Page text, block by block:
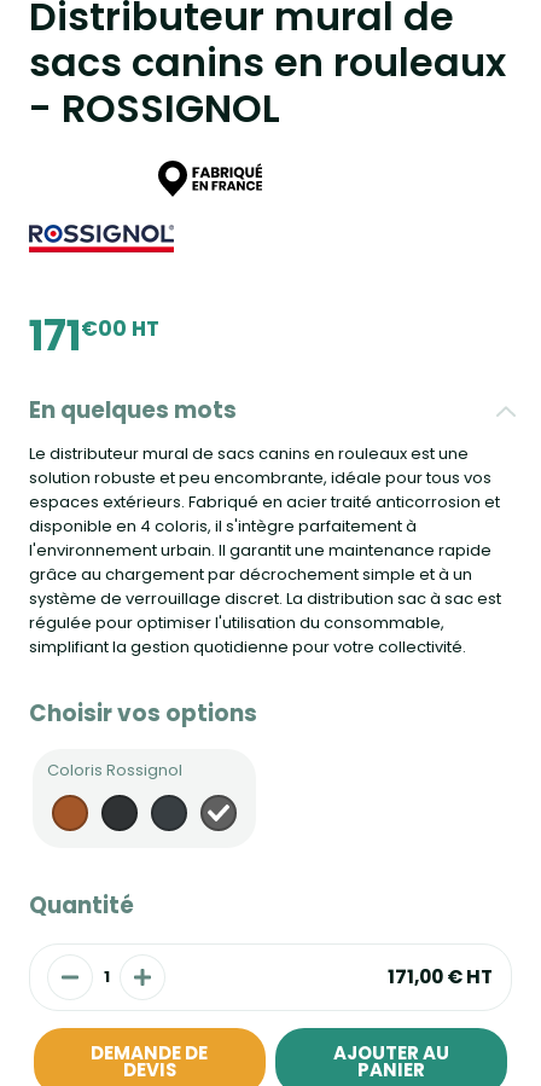
Distributeur mural de
sacs canins en rouleaux
- ROSSIGNOL
171€00 HT
En quelques mots
Le distributeur mural de sacs canins en rouleaux est une
solution robuste et peu encombrante, idéale pour tous vos
espaces extérieurs. Fabriqué en acier traité anticorrosion et
disponible en 4 coloris, il s'intègre parfaitement à
l'environnement urbain. Il garantit une maintenance rapide
grâce au chargement par décrochement simple et à un
système de verrouillage discret. La distribution sac à sac est
régulée pour optimiser l'utilisation du consommable,
simplifiant la gestion quotidienne pour votre collectivité.
Choisir vos options
Coloris Rossignol
Quantité
171,00 €HT
DEMANDE DE
DEVIS
AJOUTER AU
PANIER